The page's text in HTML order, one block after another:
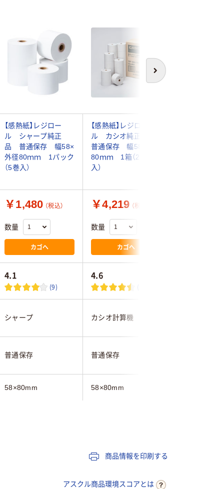
次へ
【感熱紙】レジロー
ル シャープ純正
品 普通保存 幅58×
外径80ｍｍ 1パック
（5巻入）
【感熱紙】レジロー
ル カシオ純正品
普通保存 幅58×外径
80ｍｍ 1箱（20巻
入）
￥1,480 （税込）
数量
カゴへ
￥4,219 （税込）
数量
カゴへ
4.1
(9)
4.6
(13)
シャープ カシオ計算機
普通保存 普通保存
58×80mm 58×80mm
商品情報を印刷する
アスクル商品環境スコアとは